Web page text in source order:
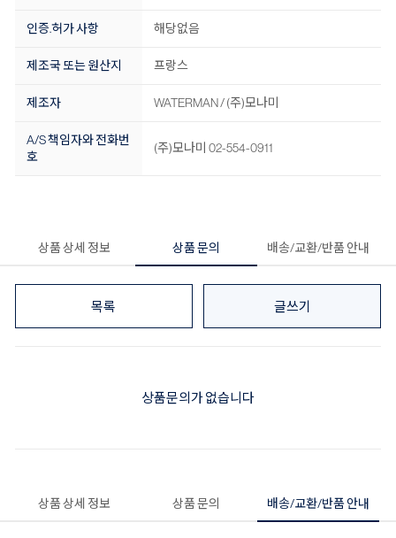
인증.허가 사항 해당없음
제조국 또는 원산지 프랑스
제조자 WATERMAN / (주)모나미
A/S 책임자와 전화번
호
(주)모나미 02-554-0911
상품 상세 정보 상품 문의 배송/교환/반품 안내
목록 글쓰기
상품문의가 없습니다
상품 상세 정보 상품 문의 배송/교환/반품 안내